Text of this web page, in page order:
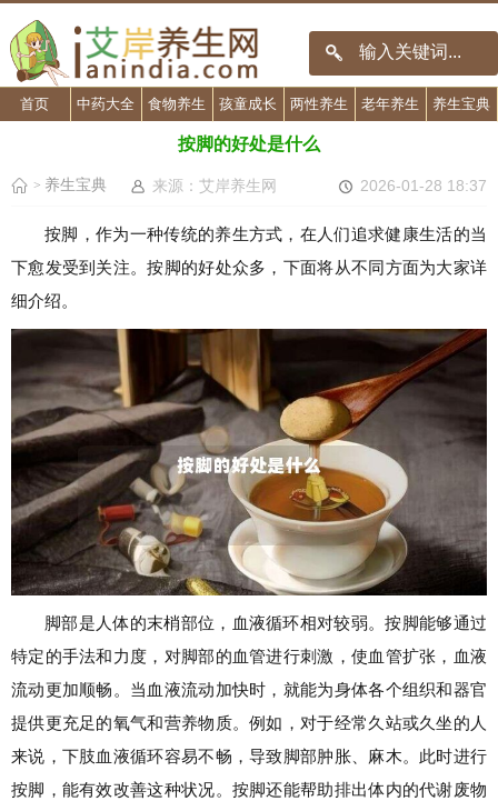
首页 中药大全 食物养生 孩童成长 两性养生 老年养生 养生宝典
按脚的好处是什么
> 养生宝典 来源：艾岸养生网 2026-01-28 18:37
按脚，作为一种传统的养生方式，在人们追求健康生活的当
下愈发受到关注。按脚的好处众多，下面将从不同方面为大家详
细介绍。
脚部是人体的末梢部位，血液循环相对较弱。按脚能够通过
特定的手法和力度，对脚部的血管进行刺激，使血管扩张，血液
流动更加顺畅。当血液流动加快时，就能为身体各个组织和器官
提供更充足的氧气和营养物质。例如，对于经常久站或久坐的人
来说，下肢血液循环容易不畅，导致脚部肿胀、麻木。此时进行
按脚，能有效改善这种状况。按脚还能帮助排出体内的代谢废物